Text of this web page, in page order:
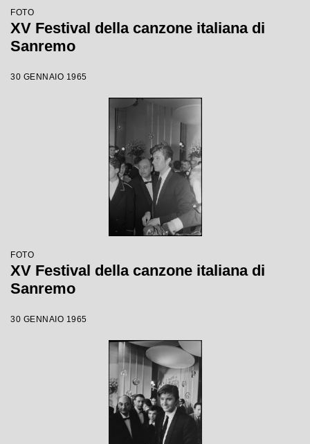
FOTO
XV Festival della canzone italiana di
Sanremo
30 GENNAIO 1965
FOTO
XV Festival della canzone italiana di
Sanremo
30 GENNAIO 1965